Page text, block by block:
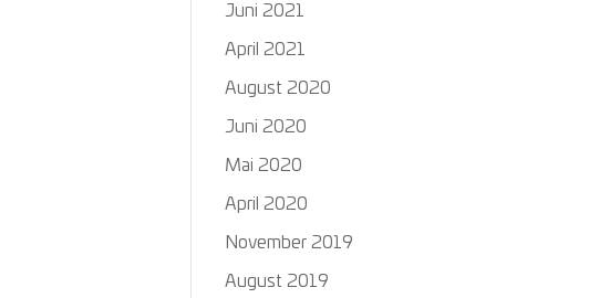
Juni 2021
April 2021
August 2020
Juni 2020
Mai 2020
April 2020
November 2019
August 2019